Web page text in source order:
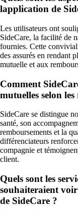
lapplication de
Les utilisateurs ont
SideCare, la facilité de
fournies. Cette
des assurés en rendant
mutuelle et aux
Comment
mutuelles selon
SideCare se distingue
santé, son
remboursements et la
différenciateurs
compagnie et
client.
Quels sont les
souhaiteraient
de SideCare ?